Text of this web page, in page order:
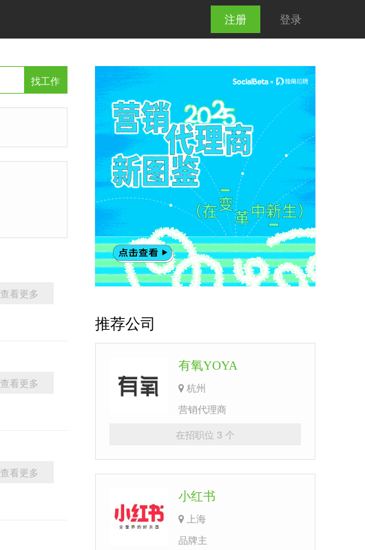
注册 登录
找工作
查看更多
查看更多
查看更多
推荐公司
有氧YOYA
杭州
营销代理商
在招职位 3 个
小红书
上海
品牌主